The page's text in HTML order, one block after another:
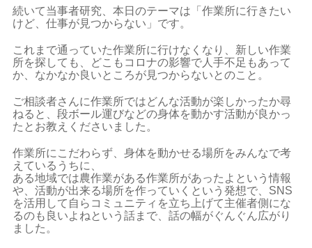
続いて当事者研究、本日のテーマは「作業所に行きたい
けど、仕事が見つからない」です。
これまで通っていた作業所に行けなくなり、新しい作業
所を探しても、どこもコロナの影響で人手不足もあって
か、なかなか良いところが見つからないとのこと。
ご相談者さんに作業所ではどんな活動が楽しかったか尋
ねると、段ボール運びなどの身体を動かす活動が良かっ
たとお教えくださいました。
作業所にこだわらず、身体を動かせる場所をみんなで考
えているうちに、
ある地域では農作業がある作業所があったよという情報
や、活動が出来る場所を作っていくという発想で、SNS
を活用して自らコミュニティを立ち上げて主催者側にな
るのも良いよねという話まで、話の幅がぐんぐん広がり
ました。